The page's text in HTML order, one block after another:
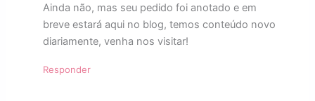
Ainda não, mas seu pedido foi anotado e em
breve estará aqui no blog, temos conteúdo novo
diariamente, venha nos visitar!
Responder